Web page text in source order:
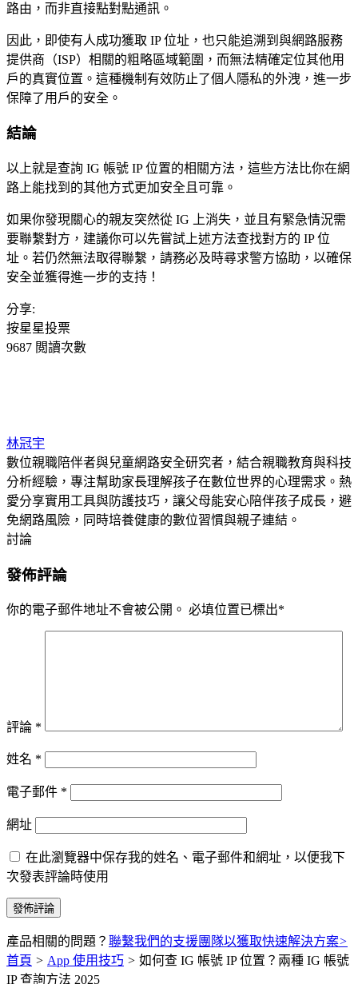
路由，而非直接點對點通訊。
因此，即使有人成功獲取 IP 位址，也只能追溯到與網路服務
提供商（ISP）相關的粗略區域範圍，而無法精確定位其他用
戶的真實位置。這種機制有效防止了個人隱私的外洩，進一步
保障了用戶的安全。
結論
以上就是查詢 IG 帳號 IP 位置的相關方法，這些方法比你在網
路上能找到的其他方式更加安全且可靠。
如果你發現關心的親友突然從 IG 上消失，並且有緊急情況需
要聯繫對方，建議你可以先嘗試上述方法查找對方的 IP 位
址。若仍然無法取得聯繫，請務必及時尋求警方協助，以確保
安全並獲得進一步的支持！
分享:
按星星投票
9687 閲讀次數
林冠宇
數位親職陪伴者與兒童網路安全研究者，結合親職教育與科技
分析經驗，專注幫助家長理解孩子在數位世界的心理需求。熱
愛分享實用工具與防護技巧，讓父母能安心陪伴孩子成長，避
免網路風險，同時培養健康的數位習慣與親子連結。
討論
發佈評論
你的電子郵件地址不會被公開。 必填位置已標出*
評論 *
姓名 *
電子郵件 *
網址
在此瀏覽器中保存我的姓名、電子郵件和網址，以便我下
次發表評論時使用
產品相關的問題？ 聯繫我們的支援團隊以獲取快速解決方案>
首頁 > App 使用技巧 > 如何查 IG 帳號 IP 位置？兩種 IG 帳號
IP 查詢方法 2025